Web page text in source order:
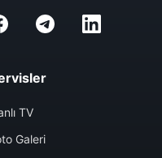
TV
Galeri